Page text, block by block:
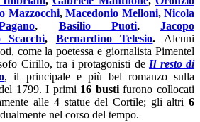
Mazzocchi, Macedonio Melloni, Nicola
, Basilio Puoti,Jacopo
Scacchi, Bernardino Telesio. Alcuni
come la poetessa e giornalista Pimentel
Cirillo, tra i protagonisti deIl resto di
, il principale e più bel romanzo sulla
1799. I primi 16 bustifurono collocati
alle 4 statue del Cortile; gli altri6
nel corso del tempo.